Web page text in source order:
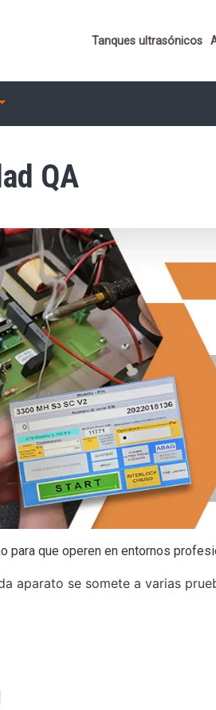
Important
Tanques ultrasónicos
QA
que operen en entornos
aparato se somete a varias